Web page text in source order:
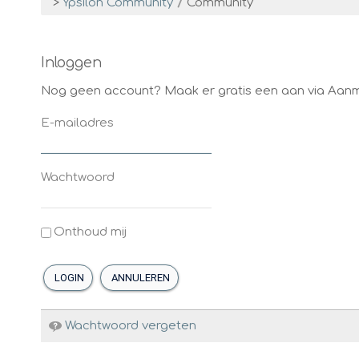
>Ypsilon Community / Community
Inloggen
Nog geen account? Maak er gratis een aan via
E-mailadres
Wachtwoord
Onthoud mij
LOGIN ANNULEREN
Wachtwoord vergeten